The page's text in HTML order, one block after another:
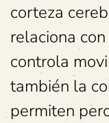
corteza
relaciona
controla
también la
permiten